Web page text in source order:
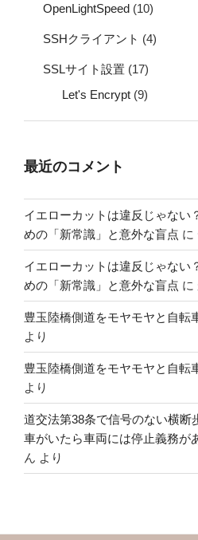
OpenLightSpeed (10)
SSHクライアント (4)
SSLサイト設置 (17)
Let's Encrypt (9)
最近のコメント
イエローカットは違反じゃない
めの「新常識」と意外な盲点 に
イエローカットは違反じゃない
めの「新常識」と意外な盲点 に
豊玉陸橋側道をモヤモヤと自転
より
豊玉陸橋側道をモヤモヤと自転
より
道交法第38条で信号のない横断
車がいたら車両には停止義務が
ん より